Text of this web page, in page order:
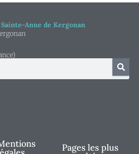
Sainte-Anne de Kergonan
Pages les plus